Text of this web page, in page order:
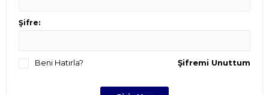
Şifre:
Şifremi Unuttum
Beni Hatırla?